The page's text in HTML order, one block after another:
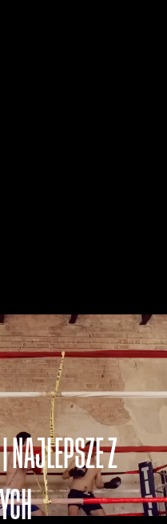
NAJLEPSZE Z